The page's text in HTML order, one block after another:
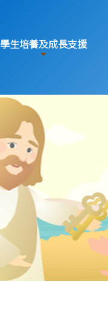
學生培養及成長支援